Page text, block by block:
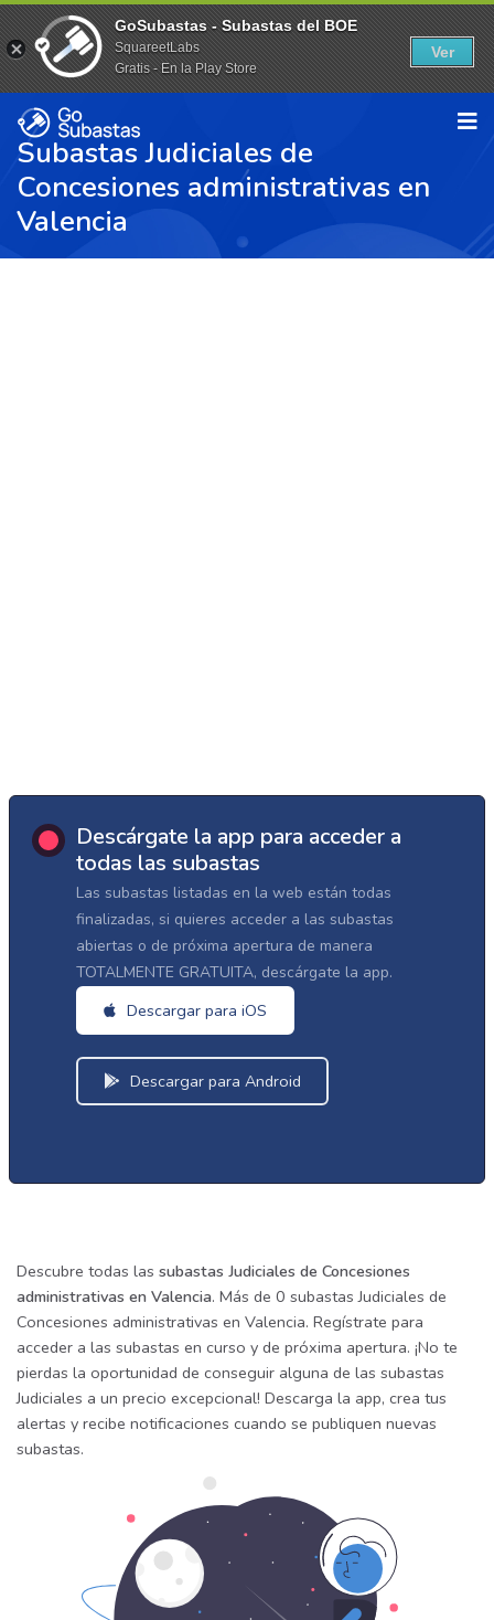
Subastas Judiciales de
Concesiones administrativas en
Valencia
Descárgate la app para acceder a
todas las subastas
Las subastas listadas en la web están todas
finalizadas, si quieres acceder a las subastas
abiertas o de próxima apertura de manera
TOTALMENTE GRATUITA, descárgate la app.
Descargar para iOS
Descargar para Android
Descubre todas las subastas Judiciales de Concesiones
administrativas en Valencia. Más de 0 subastas Judiciales de
Concesiones administrativas en Valencia. Regístrate para
acceder a las subastas en curso y de próxima apertura. ¡No te
pierdas la oportunidad de conseguir alguna de las subastas
Judiciales a un precio excepcional! Descarga la app, crea tus
alertas y recibe notificaciones cuando se publiquen nuevas
subastas.
GoSubastas - Subastas del BOE
SquareetLabs
Gratis - En la Play Store
Ver